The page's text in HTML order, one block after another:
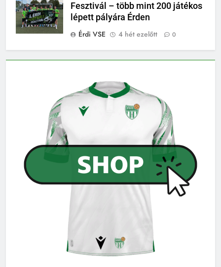
Fesztivál – több mint 200 játékos
lépett pályára Érden
Érdi VSE
4 hét ezelőtt 0